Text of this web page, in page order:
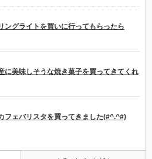
ングライトを買いに行ってもらったら
に美味しそうな焼き菓子を買ってきてくれ
フェバリスタを買ってきました(#^.^#)